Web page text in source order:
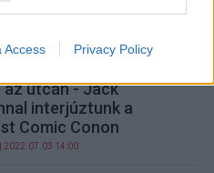
Access Privacy Policy
az utcán - Jack
interjúztunk a
Comic Conon
| 2022.07.03 14:00